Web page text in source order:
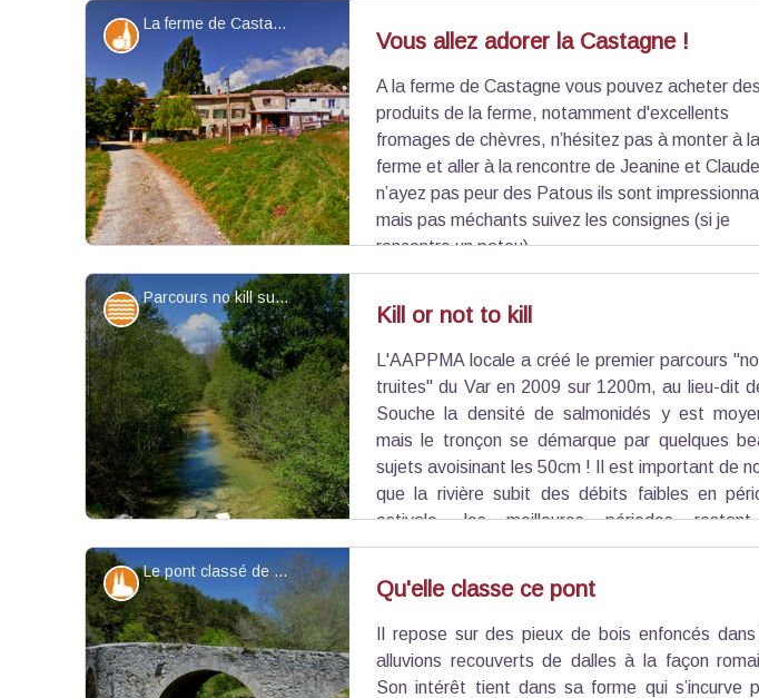
Voir l'image en plein écran
La ferme de Castagne - Stefano Blanc - PNR Verdon
Voir l'image en plein écran
Produits du terroir Vous allez adorer la Castagne !
A la ferme de Castagne vous pouvez acheter des
produits de la ferme, notamment d'excellents
fromages de chèvres, n’hésitez pas à monter à la
ferme et aller à la rencontre de Jeanine et
n’ayez pas peur des Patous ils sont
mais pas méchants suivez les consignes (si je
rencontre un patou)
Parcours no kill sur l'Artuby - Stefano Blanc - PNR Verdon
Voir l'image en plein écran
Eaux et rivières Kill or not to kill
L'AAPPMA locale a créé le premier parcours
truites" du Var en 2009 sur 1200m, au lieu-dit
Souche la densité de salmonidés y est
mais le tronçon se démarque par quelques
sujets avoisinant les 50cm ! Il est important de
que la rivière subit des débits faibles en
estivale, les meilleures périodes
printemps quand les eaux se réchauffent (fin Avril à Juin) ou après une montée
eaux quand la rivière se teinte légèrement.
Le pont classé de la Souche - Stefano Blanc - PNR Verdon
Patrimoine et histoire Qu'elle classe ce pont
Il repose sur des pieux de bois enfoncés dans
alluvions recouverts de dalles à la façon
Son intérêt tient dans sa forme qui s’incurve